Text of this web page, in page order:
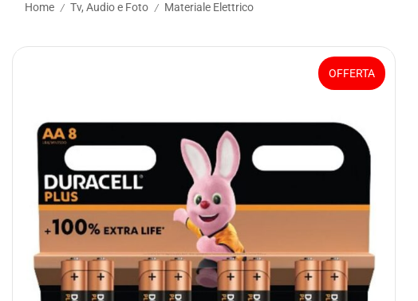
Home / Tv, Audio e Foto / Materiale Elettrico
OFFERTA